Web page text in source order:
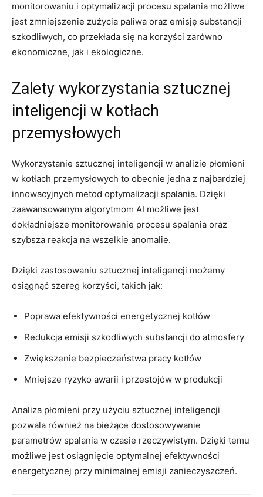
monitorowaniu​ i optymalizacji procesu spalania możliwe
jest zmniejszenie‌ zużycia paliwa ⁤oraz emisję substancji
⁤szkodliwych, co przekłada się na korzyści ‍zarówno
ekonomiczne,⁤ jak‍ i ekologiczne.
Zalety‍ wykorzystania sztucznej
inteligencji w kotłach
‍przemysłowych
Wykorzystanie ​sztucznej inteligencji ‍w ⁤analizie ⁣płomieni
w kotłach ‌przemysłowych to obecnie⁢ jedna‍ z najbardziej
innowacyjnych metod optymalizacji ​spalania. Dzięki ​
zaawansowanym algorytmom AI możliwe jest‍
dokładniejsze monitorowanie procesu spalania oraz
⁢szybsza reakcja ⁢na wszelkie ⁤anomalie.
Dzięki zastosowaniu sztucznej inteligencji możemy
osiągnąć‍ szereg korzyści, takich ⁣jak:
Poprawa efektywności energetycznej kotłów
Redukcja emisji szkodliwych ⁢substancji ⁤do atmosfery
Zwiększenie bezpieczeństwa pracy kotłów
Mniejsze‍ ryzyko awarii i przestojów ‌w produkcji
Analiza płomieni przy ⁤użyciu sztucznej inteligencji
pozwala również na bieżące dostosowywanie
parametrów ⁤spalania​ w czasie⁢ rzeczywistym. Dzięki temu
‌możliwe jest osiągnięcie ⁤optymalnej efektywności
energetycznej ​przy minimalnej emisji⁣ zanieczyszczeń.